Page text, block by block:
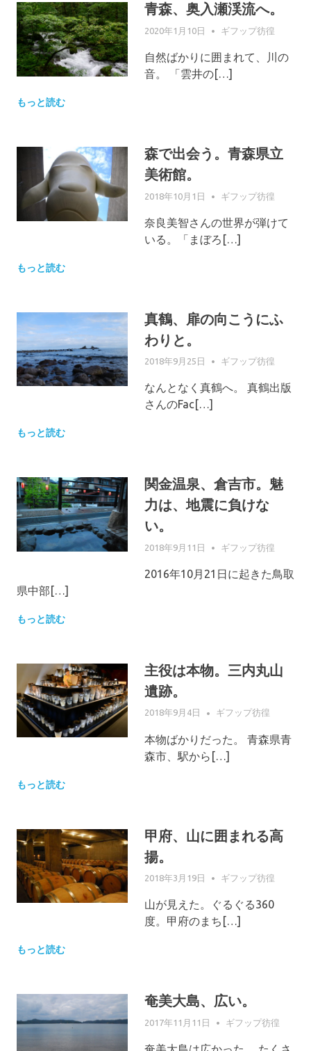
青森、奥入瀬渓流へ。
2020年1月10日 GIFUPP
ギフップ彷徨
自然ばかりに囲まれて、川の
音。 「雲井の[…]
もっと読む
森で出会う。青森県立
美術館。
2018年10月1日 GIFUPP
ギフップ彷徨
奈良美智さんの世界が弾けて
いる。「まぼろ[…]
もっと読む
真鶴、扉の向こうにふ
わりと。
2018年9月25日 GIFUPP
ギフップ彷徨
なんとなく真鶴へ。 真鶴出版
さんのFac[…]
もっと読む
関金温泉、倉吉市。魅
力は、地震に負けな
い。
2018年9月11日 GIFUPP
ギフップ彷徨
2016年10月21日に起きた鳥取
県中部[…]
もっと読む
主役は本物。三内丸山
遺跡。
2018年9月4日 GIFUPP
ギフップ彷徨
本物ばかりだった。 青森県青
森市、駅から[…]
もっと読む
甲府、山に囲まれる高
揚。
2018年3月19日 GIFUPP
ギフップ彷徨
山が見えた。ぐるぐる360
度。甲府のまち[…]
もっと読む
奄美大島、広い。
2017年11月11日 GIFUPP
ギフップ彷徨